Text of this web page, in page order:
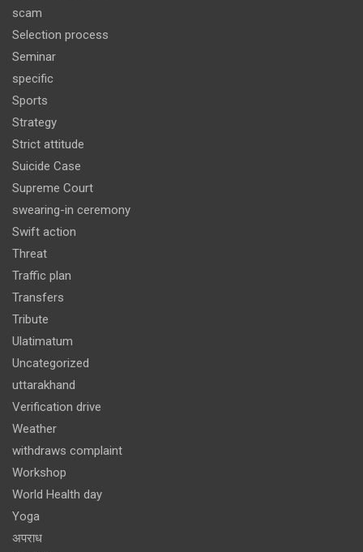
scam
Selection process
Seminar
specific
Sports
Strategy
Strict attitude
Suicide Case
Supreme Court
swearing-in ceremony
Swift action
Threat
Traffic plan
Transfers
Tribute
Ulatimatum
Uncategorized
uttarakhand
Verification drive
Weather
withdraws complaint
Workshop
World Health day
Yoga
अपराध